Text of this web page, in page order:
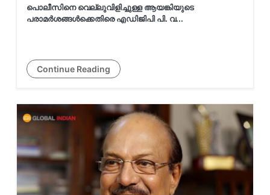
പരാമർശങ്ങൾക്കെതിരെ എഡിജിപി
പി. വ...
പൊലീസിനെ വെല്ലുവിളിച്ചുള്ള ആയങ്കിയുടെ
പരാമർശങ്ങൾക്കെതിരെ എഡിജിപി പി. വ...
Continue Reading